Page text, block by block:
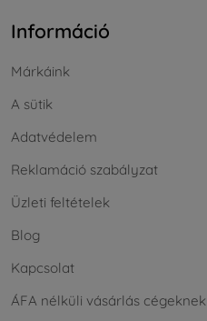
Információ
Márkáink
A sütik
Adatvédelem
Reklamáció szabályzat
Üzleti feltételek
Blog
Kapcsolat
ÁFA nélküli vásárlás cégeknek